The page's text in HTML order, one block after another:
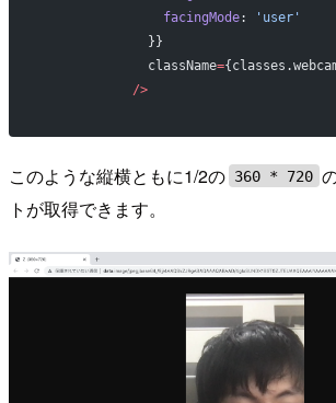
                facingMode
:
'user'
              }}
              className
=
            />
このような縦横ともに1/2の 360 * 720
トが取得できます。